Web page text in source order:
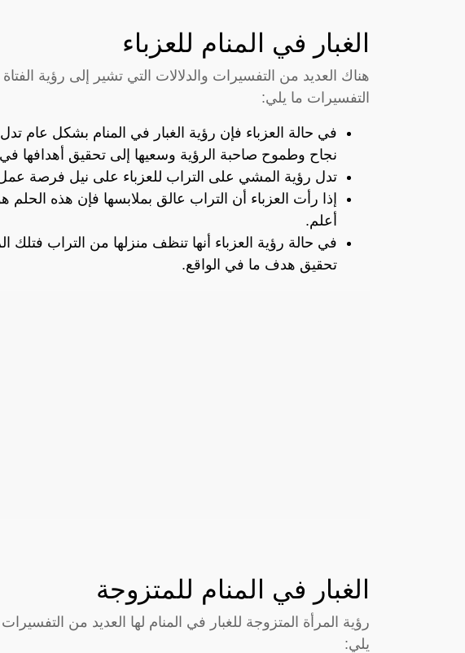
الغبار في المنام للعزباء
هناك العديد من التفسيرات والدلالات التي تشير إلى رؤية
التفسيرات ما يلي:
في حالة العزباء فإن رؤية الغبار في المنام بشكل عام
نجاح وطموح صاحبة الرؤية وسعيها إلى تحقيق أهدافها
تدل رؤية المشي على التراب للعزباء على نيل فرصة
إذا رأت العزباء أن التراب عالق بملابسها فإن هذه الحلم
أعلم.
في حالة رؤية العزباء أنها تنظف منزلها من التراب
تحقيق هدف ما في الواقع.
الغبار في المنام للمتزوجة
رؤية المرأة المتزوجة للغبار في المنام لها العديد من
يلي: